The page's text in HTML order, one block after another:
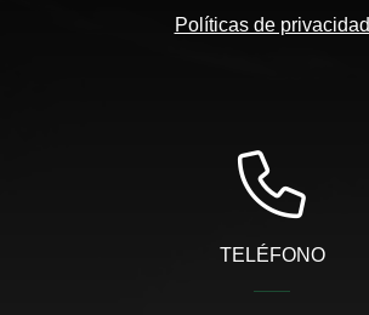
Políticas de privacidad
TELÉFONO